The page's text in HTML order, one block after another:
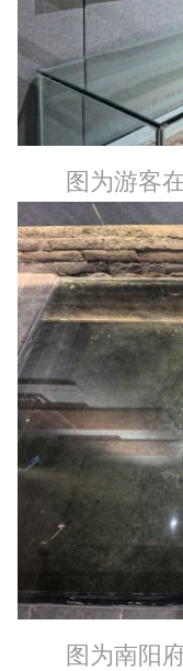
图为游客
图为南阳